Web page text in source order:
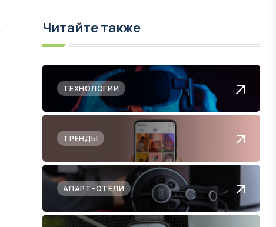
Читайте также
ТЕХНОЛОГИИ
ТРЕНДЫ
АПАРТ-ОТЕЛИ